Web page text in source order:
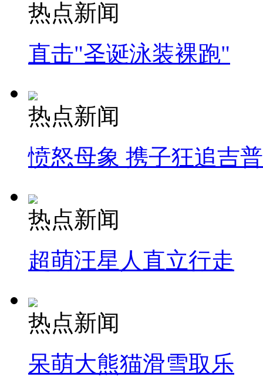
热点新闻
直击"圣诞泳装裸跑"
热点新闻
愤怒母象 携子狂追吉
热点新闻
超萌汪星人直立行走
热点新闻
呆萌大熊猫滑雪取乐